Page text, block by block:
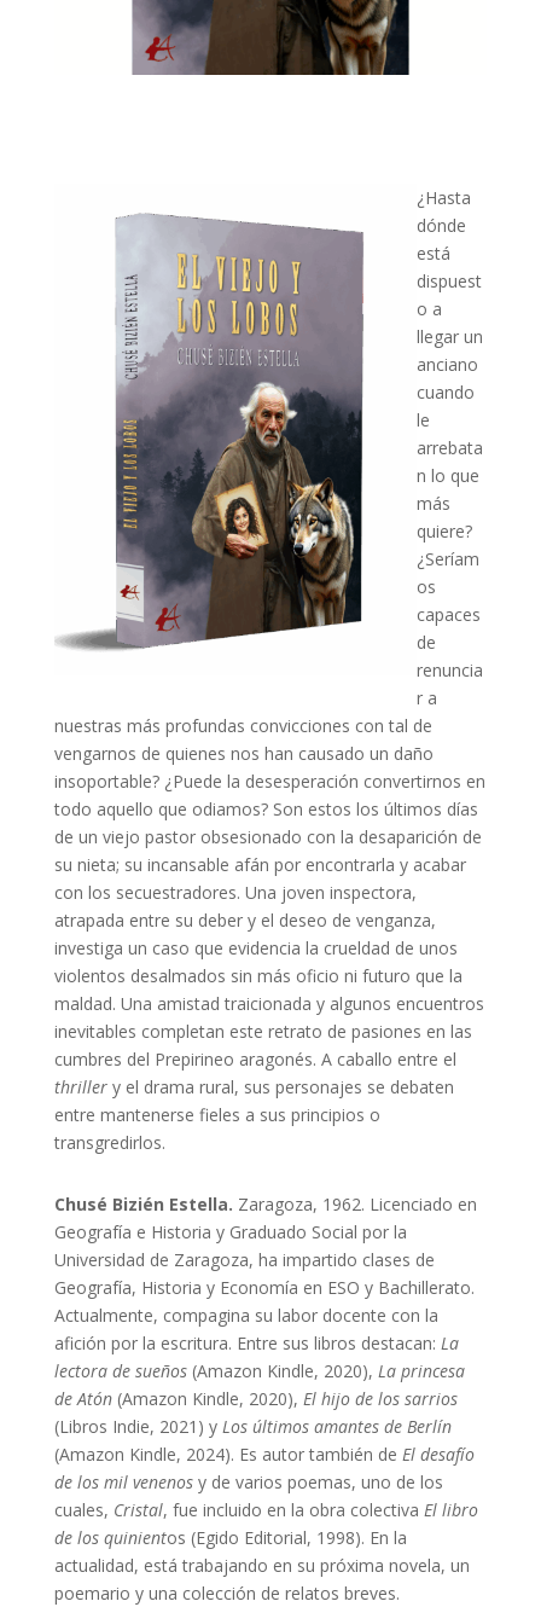
¿Hasta
dónde
está
dispuest
o a
llegar un
anciano
cuando
le
arrebata
n lo que
más
quiere?
¿Seríam
os
capaces
de
renuncia
r a
nuestras más profundas convicciones con tal de
vengarnos de quienes nos han causado un daño
insoportable? ¿Puede la desesperación convertirnos en
todo aquello que odiamos? Son estos los últimos días
de un viejo pastor obsesionado con la desaparición de
su nieta; su incansable afán por encontrarla y acabar
con los secuestradores. Una joven inspectora,
atrapada entre su deber y el deseo de venganza,
investiga un caso que evidencia la crueldad de unos
violentos desalmados sin más oficio ni futuro que la
maldad. Una amistad traicionada y algunos encuentros
inevitables completan este retrato de pasiones en las
cumbres del Prepirineo aragonés. A caballo entre el
thrillery el drama rural, sus personajes se debaten
entre mantenerse fieles a sus principios o
transgredirlos.
Chusé Bizién Estella. Zaragoza, 1962. Licenciado en
Geografía e Historia y Graduado Social por la
Universidad de Zaragoza, ha impartido clases de
Geografía, Historia y Economía en ESO y Bachillerato.
Actualmente, compagina su labor docente con la
afición por la escritura. Entre sus libros destacan: La
lectora de sueños(Amazon Kindle, 2020), La princesa
de Atón(Amazon Kindle, 2020), El hijo de los sarrios
(Libros Indie, 2021) y Los últimos amantes de Berlín
(Amazon Kindle, 2024). Es autor también de El desafío
de los mil venenosy de varios poemas, uno de los
cuales, Cristal, fue incluido en la obra colectiva El libro
de los quinientos (Egido Editorial, 1998). En la
actualidad, está trabajando en su próxima novela, un
poemario y una colección de relatos breves.